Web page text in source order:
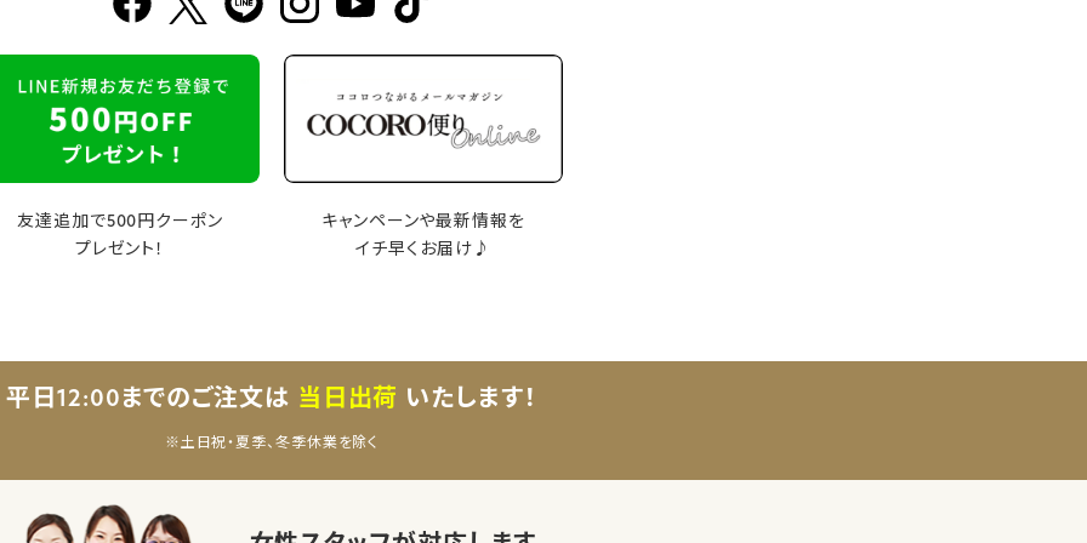
友達追加で500円クーポン
プレゼント！
キャンペーンや最新情報を
イチ早くお届け♪
平日12:00までのご注文は 当日出荷 いたします！
※土日祝・夏季、冬季休業を除く